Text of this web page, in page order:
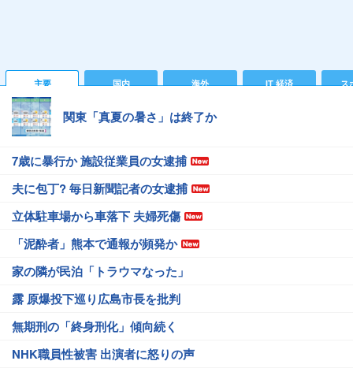
主要 国内 海外 IT 経済 ス
関東「真夏の暑さ」は終了か
7歳に暴行か 施設従業員の女逮捕
夫に包丁? 毎日新聞記者の女逮捕
立体駐車場から車落下 夫婦死傷
「泥酔者」熊本で通報が頻発か
家の隣が民泊「トラウマなった」
露 原爆投下巡り広島市長を批判
無期刑の「終身刑化」傾向続く
NHK職員性被害 出演者に怒りの声